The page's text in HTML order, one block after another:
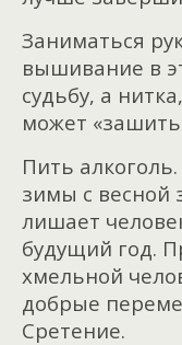
Заниматься
вышивание в
судьбу, а
может
Пить
зимы с весной
лишает
будущий год.
хмельной
добрые
Сретение.